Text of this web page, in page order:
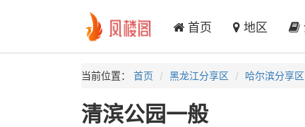
首页 地区
当前位置： 首页 黑龙江分享区 哈尔滨分享区
清滨公园一般